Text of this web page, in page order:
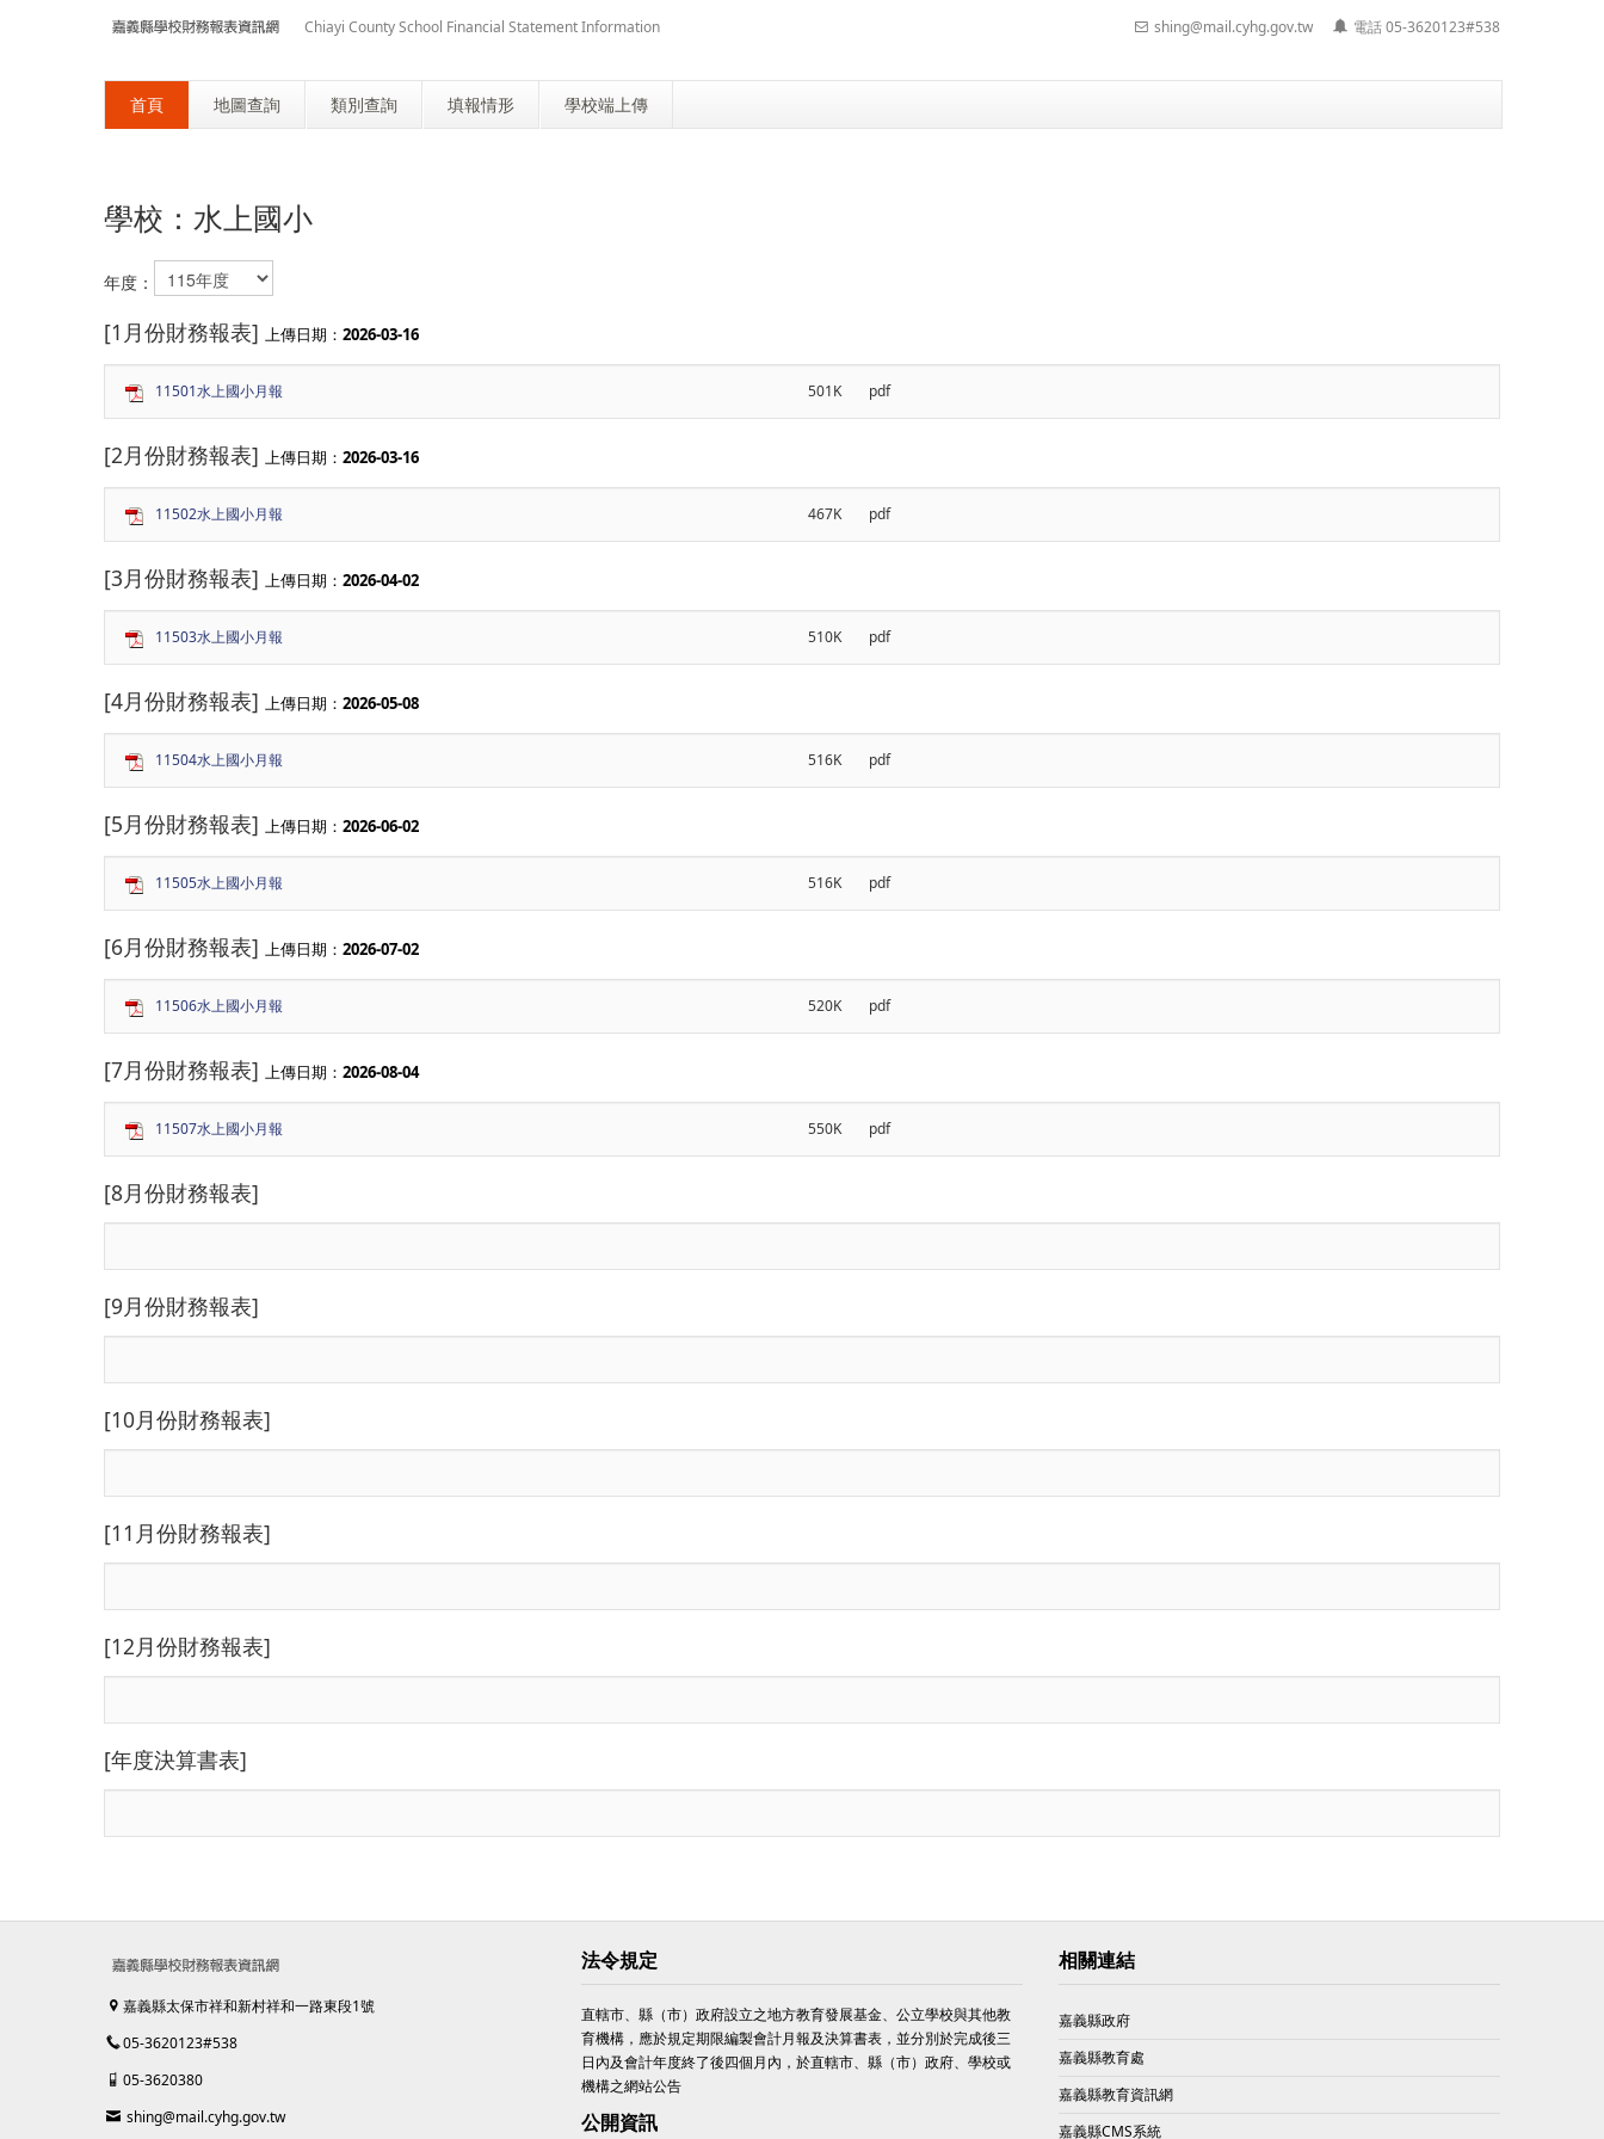
Chiayi County School Financial Statement Information shing@mail.cyhg.gov.tw 電話 05-3620123#538
首頁 地圖查詢 類別查詢 填報情形 學校端上傳
學校：水上國小
年度：
[1月份財務報表] 上傳日期： 2026-03-16
11501水上國小月報 501K pdf
[2月份財務報表] 上傳日期： 2026-03-16
11502水上國小月報 467K pdf
[3月份財務報表] 上傳日期： 2026-04-02
11503水上國小月報 510K pdf
[4月份財務報表] 上傳日期： 2026-05-08
11504水上國小月報 516K pdf
[5月份財務報表] 上傳日期： 2026-06-02
11505水上國小月報 516K pdf
[6月份財務報表] 上傳日期： 2026-07-02
11506水上國小月報 520K pdf
[7月份財務報表] 上傳日期： 2026-08-04
11507水上國小月報 550K pdf
[8月份財務報表]
[9月份財務報表]
[10月份財務報表]
[11月份財務報表]
[12月份財務報表]
[年度決算書表]
嘉義縣太保市祥和新村祥和一路東段1號
05-3620123#538
05-3620380
shing@mail.cyhg.gov.tw
法令規定
直轄市、縣（市）政府設立之地方教育發展基金、公立學校與其他教
育機構，應於規定期限編製會計月報及決算書表，並分別於完成後三
日內及會計年度終了後四個月內，於直轄市、縣（市）政府、學校或
機構之網站公告
公開資訊
相關連結
嘉義縣政府
嘉義縣教育處
嘉義縣教育資訊網
嘉義縣CMS系統